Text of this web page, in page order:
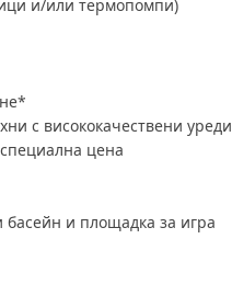
и/или термопомпи)
с висококачествени уреди
цена
и площадка за игра